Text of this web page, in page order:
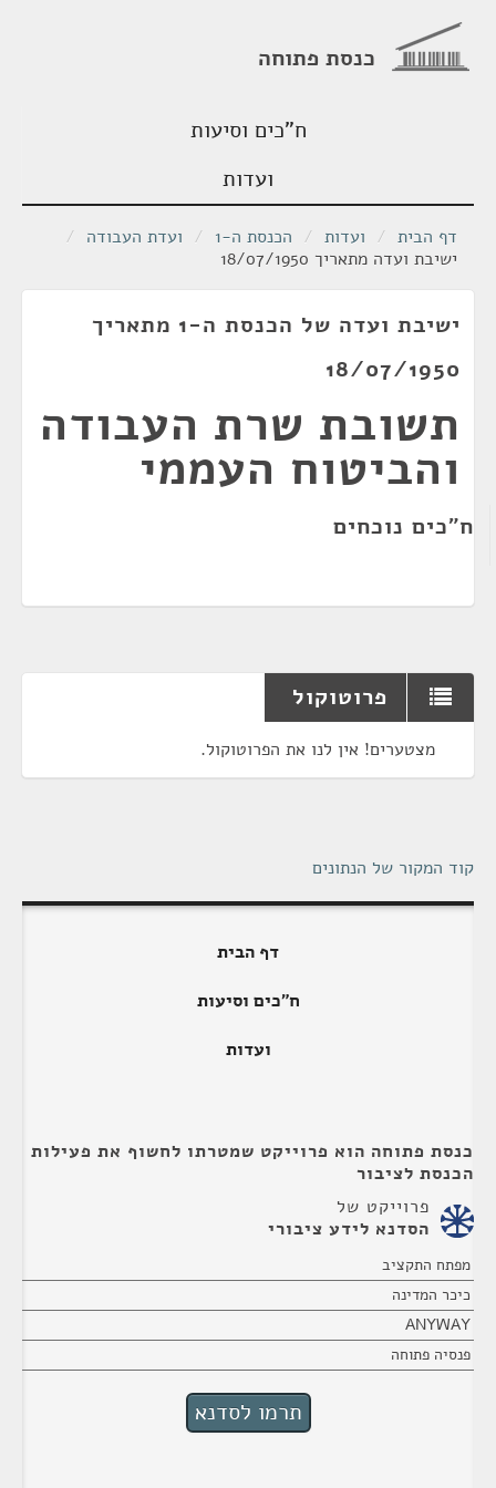
כנסת פתוחה
ח"כים וסיעות
ועדות
דף הבית / ועדות / הכנסת ה-1 / ועדת העבודה /
ישיבת ועדה מתאריך 18/07/1950
ישיבת ועדה של הכנסת ה-1 מתאריך
18/07/1950
תשובת שרת העבודה
והביטוח העממי
ח"כים נוכחים
פרוטוקול
מצטערים! אין לנו את הפרוטוקול.
קוד המקור של הנתונים
דף הבית
ח"כים וסיעות
ועדות
כנסת פתוחה הוא פרוייקט שמטרתו לחשוף את פעילות
הכנסת לציבור
פרוייקט של
הסדנא לידע ציבורי
מפתח התקציב
כיכר המדינה
ANYWAY
פנסיה פתוחה